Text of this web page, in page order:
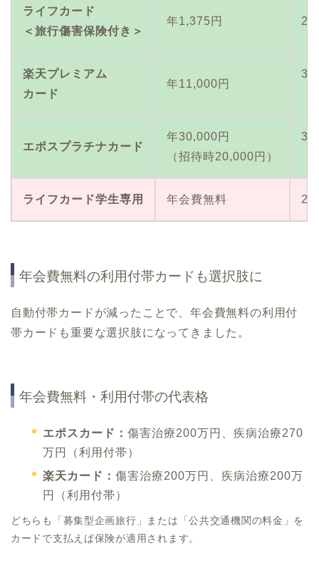
ライフカード
＜旅行傷害保険付き＞
年1,375円
楽天プレミアム
カード
年11,000円
エポスプラチナカード
年30,000円
（招待時20,000円）
ライフカード学生専用 年会費無料
年会費無料の利用付帯カードも選択肢に
自動付帯カードが減ったことで、年会費無料の利用付
帯カードも重要な選択肢になってきました。
年会費無料・利用付帯の代表格
エポスカード： 傷害治療200万円、疾病治療270
万円（利用付帯）
楽天カード： 傷害治療200万円、疾病治療200万
円（利用付帯）
どちらも「募集型企画旅行」または「公共交通機関の料金」を
カードで支払えば保険が適用されます。